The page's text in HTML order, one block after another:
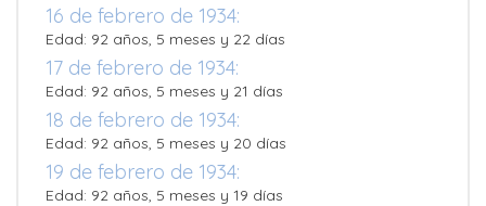
16 de febrero de 1934:
Edad: 92 años, 5 meses y 22 días
17 de febrero de 1934:
Edad: 92 años, 5 meses y 21 días
18 de febrero de 1934:
Edad: 92 años, 5 meses y 20 días
19 de febrero de 1934:
Edad: 92 años, 5 meses y 19 días